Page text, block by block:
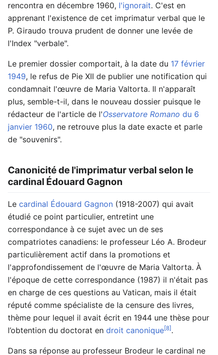
rencontra en décembre 1960, l'ignorait. C'est en
apprenant l'existence de cet imprimatur verbal que le
P. Giraudo trouva prudent de donner une levée de
l'Index "verbale".
Le premier dossier comportait, à la date du 17 février
1949, le refus de Pie XII de publier une notification qui
condamnait l'œuvre de Maria Valtorta. Il n'apparaît
plus, semble-t-il, dans le nouveau dossier puisque le
rédacteur de l'article de l'Osservatore Romano du 6
janvier 1960, ne retrouve plus la date exacte et parle
de "souvenirs".
Canonicité de l'imprimatur verbal selon le
cardinal Édouard Gagnon
Le cardinal Édouard Gagnon (1918-2007) qui avait
étudié ce point particulier, entretint une
correspondance à ce sujet avec un de ses
compatriotes canadiens: le professeur Léo A. Brodeur
particulièrement actif dans la promotions et
l'approfondissement de l'œuvre de Maria Valtorta. À
l'époque de cette correspondance (1987) il n'était pas
en charge de ces questions au Vatican, mais il était
réputé comme spécialiste de la censure des livres,
thème pour lequel il avait écrit en 1944 une thèse pour
l’obtention du doctorat en droit canonique[8].
Dans sa réponse au professeur Brodeur le cardinal ne